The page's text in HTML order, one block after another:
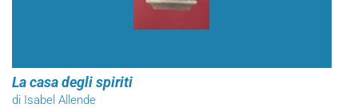
La casa degli spiriti
di Isabel Allende